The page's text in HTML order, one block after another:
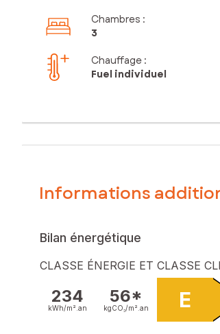
Chambres :
3
Chauffage :
Fuel individuel
Informations
Bilan énergétique
CLASSE ÉNERGIE ET CLASSE
234
kWh/m². an
56*
kgCO₂/m². an E